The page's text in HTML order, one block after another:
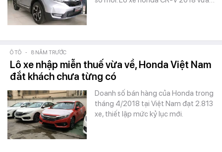
Ô TÔ - 8 NĂM TRƯỚC
Lô xe nhập miễn thuế vừa về, Honda Việt Nam
đắt khách chưa từng có
Doanh số bán hàng của Honda trong
tháng 4/2018 tại Việt Nam đạt 2.813
xe, thiết lập mức kỷ lục mới.